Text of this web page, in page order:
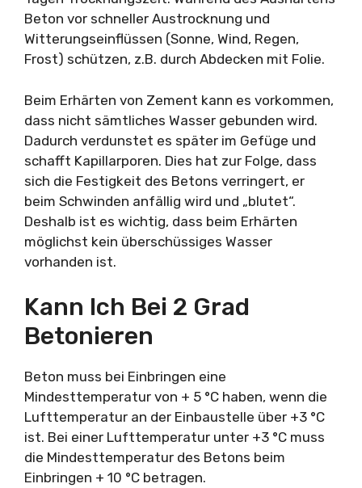
Beton vor schneller Austrocknung und
Witterungseinflüssen (Sonne, Wind, Regen,
Frost) schützen, z.B. durch Abdecken mit Folie.
Beim Erhärten von Zement kann es vorkommen,
dass nicht sämtliches Wasser gebunden wird.
Dadurch verdunstet es später im Gefüge und
schafft Kapillarporen. Dies hat zur Folge, dass
sich die Festigkeit des Betons verringert, er
beim Schwinden anfällig wird und „blutet“.
Deshalb ist es wichtig, dass beim Erhärten
möglichst kein überschüssiges Wasser
vorhanden ist.
Kann Ich Bei 2 Grad
Betonieren
Beton muss bei Einbringen eine
Mindesttemperatur von + 5 °C haben, wenn die
Lufttemperatur an der Einbaustelle über +3 °C
ist. Bei einer Lufttemperatur unter +3 °C muss
die Mindesttemperatur des Betons beim
Einbringen + 10 °C betragen.